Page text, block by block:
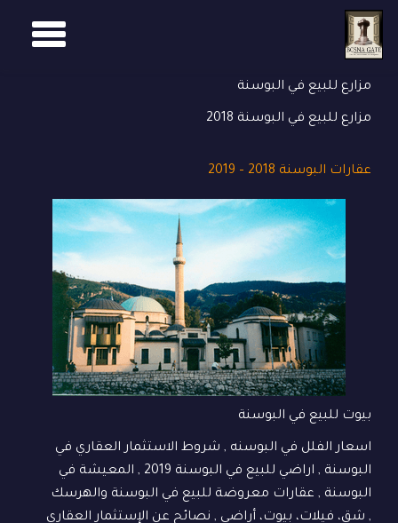
Skip
contentمزارع للبيع في البوسنة
مزارع للبيع في البوسنة 2018
عقارات البوسنة 2018 – 2019
بيوت للبيع في البوسنة
اسعار الفلل في البوسنه , شروط الاستثمار العقاري في
البوسنة , اراضي للبيع في البوسنة 2019 , المعيشة في
البوسنة , عقارات معروضة للبيع في البوسنة والهرسك
, شق، فيلات، بيوت، أراضي , نصائح عن الإستثمار العقاري